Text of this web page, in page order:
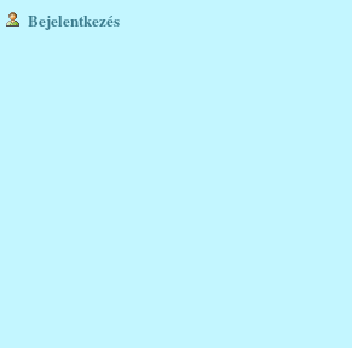
Bejelentkezés